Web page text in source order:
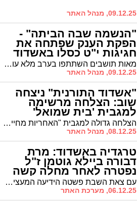
09.12.25, מנהל האתר
"הנשמה שבה הביתה" -
הפקת הענק שפתחה את
חגיגות י"ט כסלו באשדוד
מאות תושבים השתתפו בערב מלא עוצמה שפתח את אירועי חג הגאולה בעיר • הזמר עדי גביסון ולהקתו שהרימו את הקהל, ניצול השואה תושב העיר שנגע בלבבות בסיפורו האישי ו-21 שליחי הרבי בעיר יחד עם קהילותיהם • וגם: רשימת התוועדויות י"ט כסלו המתקיימות השבוע בכל רחבי העיר
09.12.25, מנהל האתר
"אשדוד התורנית" ניצחה
שוב: הצלחה מרשימה
למגבית 'בית שמואל'
הצלחה גדולה למגבית "האחריות מחייבת" לבית המדרש בית שמואל ברובע ג' בנשיאות הגאב"ד הגרי"ב שרייבר שליט"א
08.12.25, מנהל האתר
טרגדיה באשדוד: מרת
דבורה ביילא גוטמן ז"ל
נפטרה לאחר מחלה קשה
עם צאת השבת פשטה הידיעה המעציבה על פטירתה בדמי ימיה של האשה החשובה מרת דבורה ביילא גוטמן ע"ה, אשת הרה"ח יצחק מאיר שליט"א, שנפטרה לאחר שהתמודדה בתקופה האחרונה עם מחלה קשה רח"ל. מסע ההלוויה יצא ב-21:30 מביתה ברח' חסדא ברובע ז'
06.12.25, מערכת האתר